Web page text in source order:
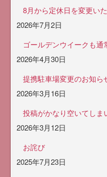
8月から定休日を変更い
2026年7月2日
ゴールデンウイークも通
2026年4月30日
提携駐車場変更のお知ら
2026年3月16日
投稿がかなり空いてしま
2026年3月12日
お詫び
2025年7月23日